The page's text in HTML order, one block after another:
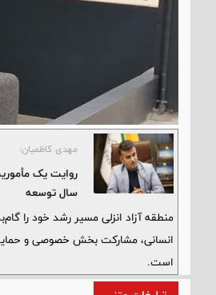
مهدی کاظمیان:
سال توسعه
منطقه آزاد انزلی مسیر رشد خود را
انسانی، مشارکت بخش خصوصی و
است.